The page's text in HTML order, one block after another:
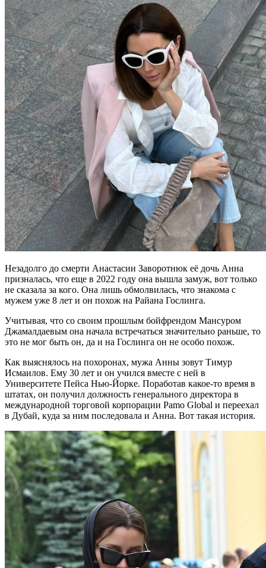
Незадолго до смерти Анастасии Заворотнюк её дочь Анна
призналась, что еще в 2022 году она вышла замуж, вот только
не сказала за кого. Она лишь обмолвилась, что знакома с
мужем уже 8 лет и он похож на Райана Гослинга.
Учитывая, что со своим прошлым бойфрендом Мансуром
Джамалдаевым она начала встречаться значительно раньше, то
это не мог быть он, да и на Гослинга он не особо похож.
Как выяснялось на похоронах, мужа Анны зовут Тимур
Исмаилов. Ему 30 лет и он учился вместе с ней в
Университете Пейса Нью-Йорке. Поработав какое-то время в
штатах, он получил должность генерального директора в
международной торговой корпорации Pamo Global и переехал
в Дубай, куда за ним последовала и Анна. Вот такая история.